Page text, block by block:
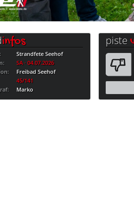
infos
Strandfete Seehof
SA · 04.07.2026
Freibad Seehof
45/141
Marko
piste